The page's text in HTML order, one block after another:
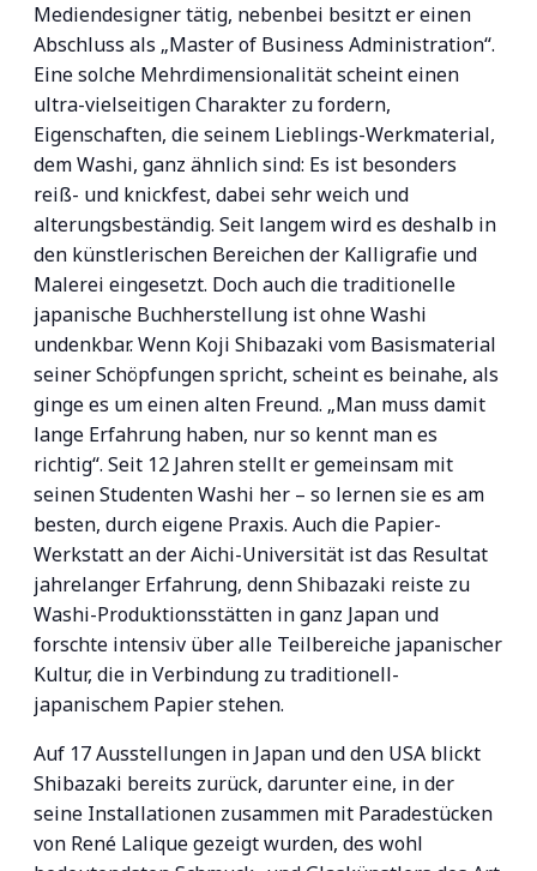
Mediendesigner tätig, nebenbei besitzt er einen
Abschluss als „Master of Business Administration“.
Eine solche Mehrdimensionalität scheint einen
ultra-vielseitigen Charakter zu fordern,
Eigenschaften, die seinem Lieblings-Werkmaterial,
dem Washi, ganz ähnlich sind: Es ist besonders
reiß- und knickfest, dabei sehr weich und
alterungsbeständig. Seit langem wird es deshalb in
den künstlerischen Bereichen der Kalligrafie und
Malerei eingesetzt. Doch auch die traditionelle
japanische Buchherstellung ist ohne Washi
undenkbar. Wenn Koji Shibazaki vom Basismaterial
seiner Schöpfungen spricht, scheint es beinahe, als
ginge es um einen alten Freund. „Man muss damit
lange Erfahrung haben, nur so kennt man es
richtig“. Seit 12 Jahren stellt er gemeinsam mit
seinen Studenten Washi her – so lernen sie es am
besten, durch eigene Praxis. Auch die Papier-
Werkstatt an der Aichi-Universität ist das Resultat
jahrelanger Erfahrung, denn Shibazaki reiste zu
Washi-Produktionsstätten in ganz Japan und
forschte intensiv über alle Teilbereiche japanischer
Kultur, die in Verbindung zu traditionell-
japanischem Papier stehen.
Auf 17 Ausstellungen in Japan und den USA blickt
Shibazaki bereits zurück, darunter eine, in der
seine Installationen zusammen mit Paradestücken
von René Lalique gezeigt wurden, des wohl